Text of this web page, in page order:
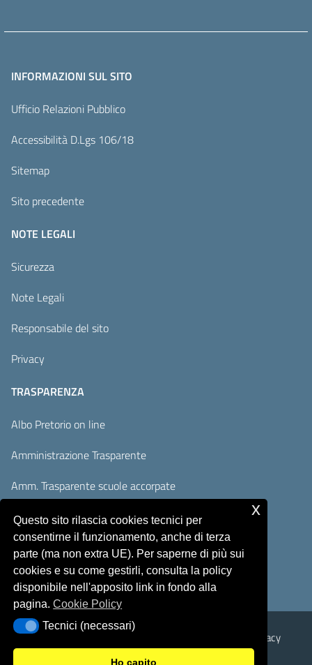
INFORMAZIONI SUL SITO
Ufficio Relazioni Pubblico
Accessibilità D.Lgs 106/18
Sitemap
Sito precedente
NOTE LEGALI
Sicurezza
Note Legali
Responsabile del sito
Privacy
TRASPARENZA
Albo Pretorio on line
Amministrazione Trasparente
Amm. Trasparente scuole accorpate
Adempimenti AVCP / ANAC
Accesso Civico
Sicurezza Note Legali Privacy
Questo sito rilascia cookies tecnici per
consentirne il funzionamento, anche di terza
parte (ma non extra UE). Per saperne di più sui
cookies e su come gestirli, consulta la policy
disponibile nell'apposito link in fondo alla
pagina.Cookie Policy
Tecnici (necessari)
Tecnici (necessari)
Ho capito
x